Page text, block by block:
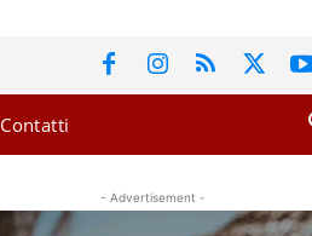
Contatti
- Advertisement -